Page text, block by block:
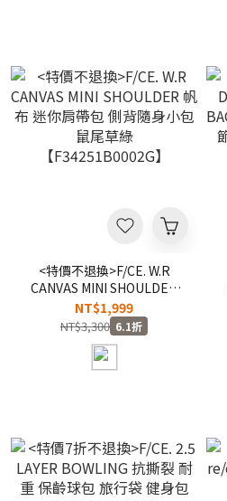
<特價不退換>F/CE. W.R
CANVAS MINI SHOULDER
帆布 迷你肩帶包 側背隨身小
包 鼠尾草綠
【F34251B0002G】
NT$1,999
NT$3,300 6.1折